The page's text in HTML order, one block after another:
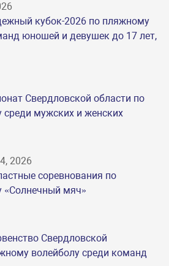
кубок-2026 по пляжному
юношей и девушек до 17 лет,
Свердловской области по
мужских и женских
2026
соревнования по
«Солнечный мяч»
Свердловской
волейболу среди команд